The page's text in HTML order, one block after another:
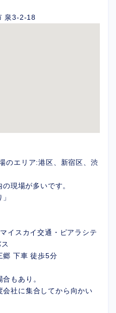
泉3-2-18
のエリア:港区、新宿区、渋
現場が多いです。
イスカイ交通・ピアラシテ
郷 下車 徒歩5分
もあり。
社に集合してから向かい